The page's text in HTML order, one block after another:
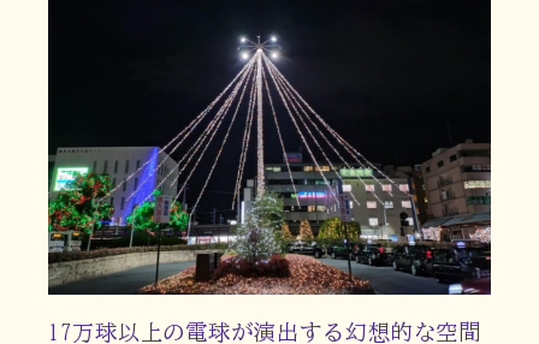
17万球以上の電球が演出する幻想的な空間